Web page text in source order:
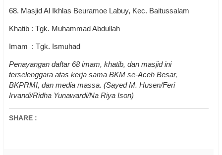
68. Masjid Al Ikhlas Beuramoe Labuy, Kec. Baitussalam
Khatib : Tgk. Muhammad Abdullah
Imam : Tgk. Ismuhad
Penayangan daftar 68 imam, khatib, dan masjid ini
terselenggara atas kerja sama BKM se-Aceh Besar,
BKPRMI, dan media massa. (Sayed M. Husen/Feri
Irvandi/Ridha Yunawardi/Na Riya Ison)
SHARE :